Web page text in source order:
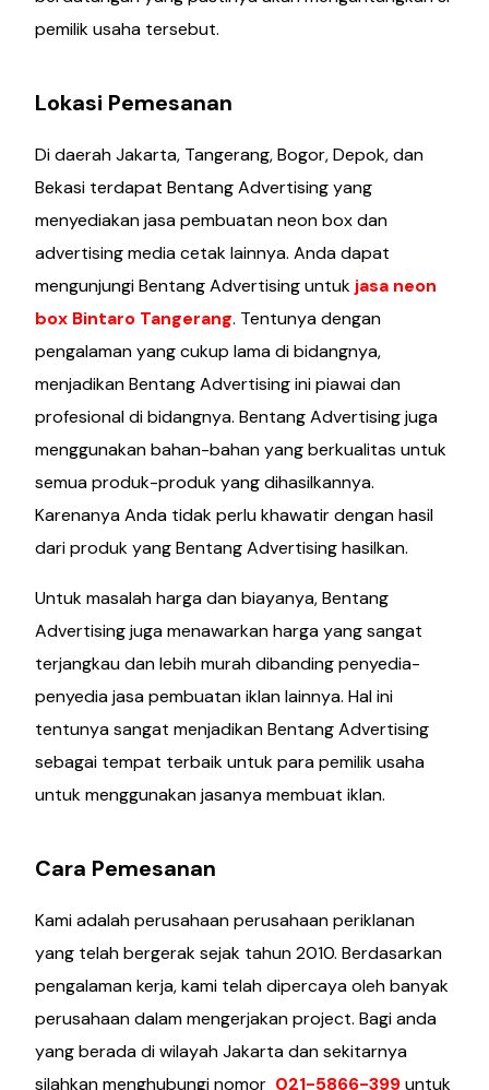
pemilik usaha tersebut.
Lokasi Pemesanan
Di daerah Jakarta, Tangerang, Bogor, Depok, dan
Bekasi terdapat Bentang Advertising yang
menyediakan jasa pembuatan neon box dan
advertising media cetak lainnya. Anda dapat
mengunjungi Bentang Advertising untuk jasa neon
box Bintaro Tangerang. Tentunya dengan
pengalaman yang cukup lama di bidangnya,
menjadikan Bentang Advertising ini piawai dan
profesional di bidangnya. Bentang Advertising juga
menggunakan bahan-bahan yang berkualitas untuk
semua produk-produk yang dihasilkannya.
Karenanya Anda tidak perlu khawatir dengan hasil
dari produk yang Bentang Advertising hasilkan.
Untuk masalah harga dan biayanya, Bentang
Advertising juga menawarkan harga yang sangat
terjangkau dan lebih murah dibanding penyedia-
penyedia jasa pembuatan iklan lainnya. Hal ini
tentunya sangat menjadikan Bentang Advertising
sebagai tempat terbaik untuk para pemilik usaha
untuk menggunakan jasanya membuat iklan.
Cara Pemesanan
Kami adalah perusahaan perusahaan periklanan
yang telah bergerak sejak tahun 2010. Berdasarkan
pengalaman kerja, kami telah dipercaya oleh banyak
perusahaan dalam mengerjakan project. Bagi anda
yang berada di wilayah Jakarta dan sekitarnya
silahkan menghubungi nomor 021-5866-399untuk